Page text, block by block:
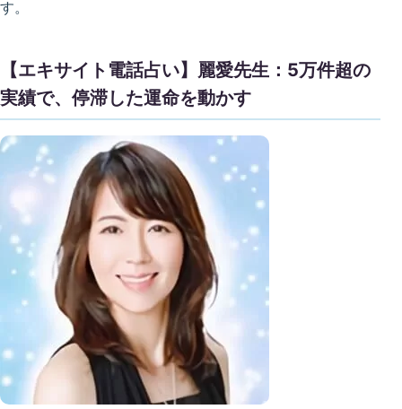
す。
【エキサイト電話占い】麗愛先生：5万件超の
実績で、停滞した運命を動かす